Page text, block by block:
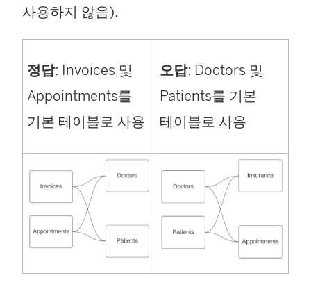
사용하지 않음).
정답: Invoices 및
Appointments를
기본 테이블로 사용
오답: Doctors 및
Patients를 기본
테이블로 사용